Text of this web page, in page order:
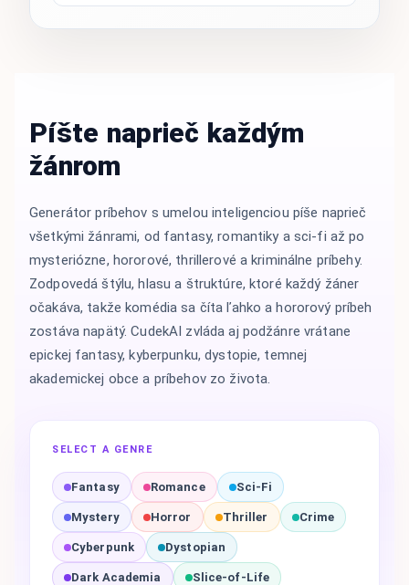
SELECT A GENRE
Fantasy Romance Sci-Fi
Mystery Horror Thriller Crime
Cyberpunk Dystopian
Dark Academia Slice-of-Life
Píšte naprieč každým
žánrom
Generátor príbehov s umelou inteligenciou píše naprieč
všetkými žánrami, od fantasy, romantiky a sci-fi až po
mysteriózne, hororové, thrillerové a kriminálne príbehy.
Zodpovedá štýlu, hlasu a štruktúre, ktoré každý žáner
očakáva, takže komédia sa číta ľahko a hororový príbeh
zostáva napätý. CudekAI zvláda aj podžánre vrátane
epickej fantasy, kyberpunku, dystopie, temnej
akademickej obce a príbehov zo života.